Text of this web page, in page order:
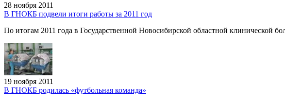
28 ноября 2011
В ГНОКБ подвели итоги работы за 2011 год
По итогам 2011 года в Государственной Новосибирской областной клинической
19 ноября 2011
В ГНОКБ родилась «футбольная команда»